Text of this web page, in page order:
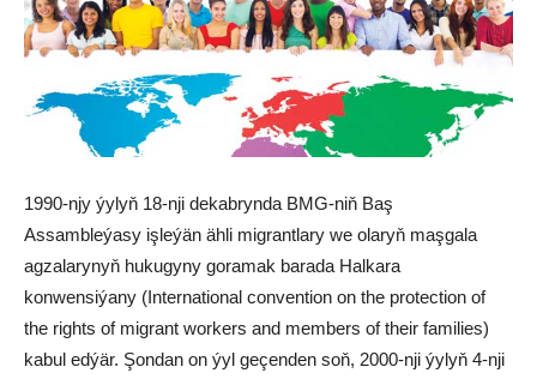
1990-njy ýylyň 18-nji dekabrynda BMG-niň Baş
Assambleýasy işleýän ähli migrantlary we olaryň maşgala
agzalarynyň hukugyny goramak barada Halkara
konwensiýany (International convention on the protection of
the rights of migrant workers and members of their families)
kabul edýär. Şondan on ýyl geçenden soň, 2000-nji ýylyň 4-nji